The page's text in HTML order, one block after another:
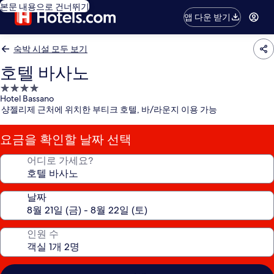
본문 내용으로 건너뛰기
앱 다운 받기
숙박 시설 모두 보기
호텔 바사노
4.0
성
급
숙
박
시
Hotel Bassano
샹젤리제 근처에 위치한 부티크 호텔, 바/라운지 이용 가능
요금을 확인할 날짜 선택
어디로 가세요?
날짜
인원 수